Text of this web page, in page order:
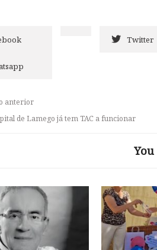
Twitter
anterior
de Lamego já tem TAC a funcionar